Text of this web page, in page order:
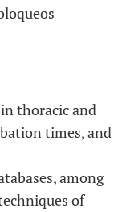
thoracic and
times, and
among
of